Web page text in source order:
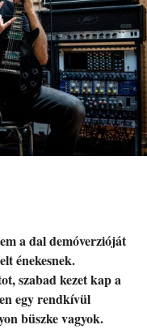
a dal demóverzióját
énekesnek.
szabad kezet kap a
egy rendkívül
büszke vagyok.